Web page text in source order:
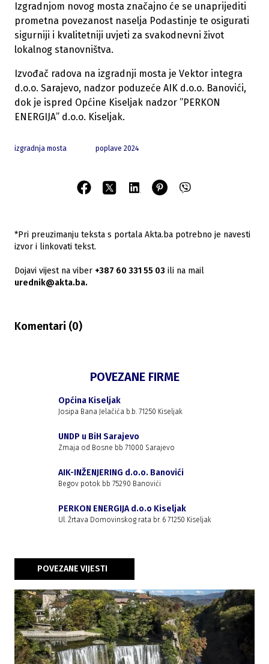
Izgradnjom novog mosta značajno će se unaprijediti
prometna povezanost naselja Podastinje te osigurati
sigurniji i kvalitetniji uvjeti za svakodnevni život
lokalnog stanovništva.
Izvođač radova na izgradnji mosta je Vektor integra
d.o.o. Sarajevo, nadzor poduzeće AIK d.o.o. Banovići,
dok je ispred Općine Kiseljak nadzor ”PERKON
ENERGIJA” d.o.o. Kiseljak.
izgradnja mosta poplave 2024
*Pri preuzimanju teksta s portala Akta.ba potrebno je navesti
izvor i linkovati tekst.
Dojavi vijest na viber +387 60 331 55 03 ili na mail
urednik@akta.ba.
Komentari (0)
POVEZANE FIRME
Općina Kiseljak
Josipa Bana Jelačića b.b. 71250 Kiseljak
UNDP u BiH Sarajevo
Zmaja od Bosne bb 71000 Sarajevo
AIK-INŽENJERING d.o.o. Banovići
Begov potok bb 75290 Banovići
PERKON ENERGIJA d.o.o Kiseljak
Ul. Žrtava Domovinskog rata br. 6 71250 Kiseljak
POVEZANE VIJESTI